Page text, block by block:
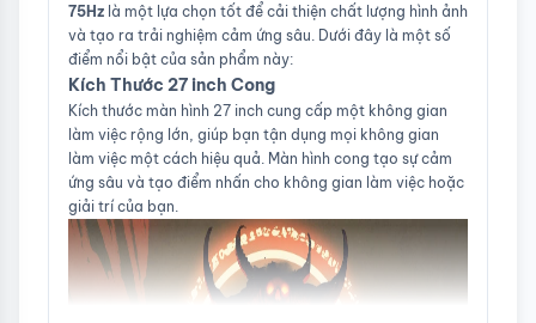
Kích thước màn hình 27 inch
Công nghệ màn hình
Độ phân giải 1920 x 1080 Pixels
Chuẩn màn hình FHD
Độ sáng 250 nits
Độ tương phản 80M:1
Tấm nền VA
75Hz là một lựa chọn tốt để cải thiện chất lượng hình ảnh
và tạo ra trải nghiệm cảm ứng sâu. Dưới đây là một số
điểm nổi bật của sản phẩm này:
Kích Thước 27 inch Cong
Kích thước màn hình 27 inch cung cấp một không gian
làm việc rộng lớn, giúp bạn tận dụng mọi không gian
làm việc một cách hiệu quả. Màn hình cong tạo sự cảm
ứng sâu và tạo điểm nhấn cho không gian làm việc hoặc
giải trí của bạn.